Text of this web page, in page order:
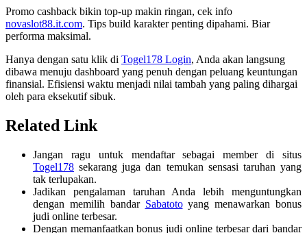
Promo cashback bikin top-up makin ringan, cek info
novaslot88.it.com. Tips build karakter penting dipahami. Biar
performa maksimal.
Hanya dengan satu klik di Togel178 Login, Anda akan langsung
dibawa menuju dashboard yang penuh dengan peluang keuntungan
finansial. Efisiensi waktu menjadi nilai tambah yang paling dihargai
oleh para eksekutif sibuk.
Related Link
Jangan ragu untuk mendaftar sebagai member di situs
Togel178 sekarang juga dan temukan sensasi taruhan yang
tak terlupakan.
Jadikan pengalaman taruhan Anda lebih menguntungkan
dengan memilih bandar Sabatotoyang menawarkan bonus
judi online terbesar.
Dengan memanfaatkan bonus judi online terbesar dari bandar